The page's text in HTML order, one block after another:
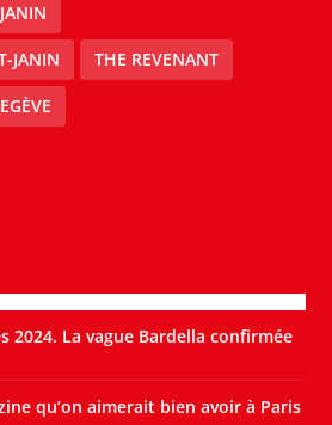
JANIN THE REVENANT
2024. La vague Bardella confirmée
qu’on aimerait bien avoir à Paris